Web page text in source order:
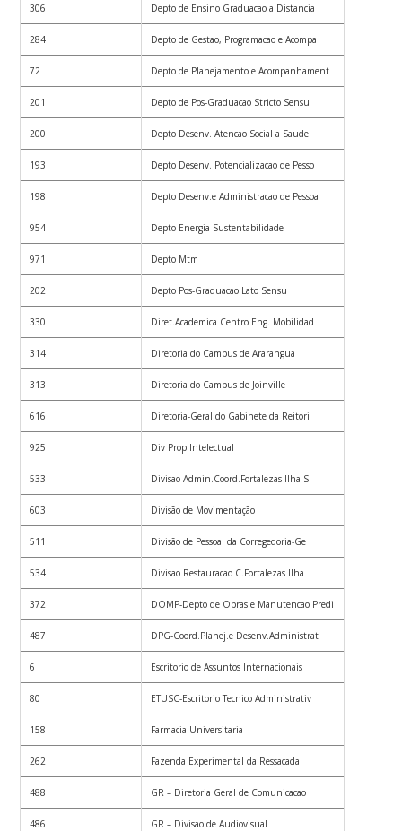
306 Depto de Ensino Graduacao a Distancia
284 Depto de Gestao, Programacao e Acompa
72 Depto de Planejamento e Acompanhament
201 Depto de Pos-Graduacao Stricto Sensu
200 Depto Desenv. Atencao Social a Saude
193 Depto Desenv. Potencializacao de Pesso
198 Depto Desenv.e Administracao de Pessoa
954 Depto Energia Sustentabilidade
971 Depto Mtm
202 Depto Pos-Graduacao Lato Sensu
330 Diret.Academica Centro Eng. Mobilidad
314 Diretoria do Campus de Ararangua
313 Diretoria do Campus de Joinville
616 Diretoria-Geral do Gabinete da Reitori
925 Div Prop Intelectual
533 Divisao Admin.Coord.Fortalezas Ilha S
603 Divisão de Movimentação
511 Divisão de Pessoal da Corregedoria-Ge
534 Divisao Restauracao C.Fortalezas Ilha
372 DOMP-Depto de Obras e Manutencao Predi
487 DPG-Coord.Planej.e Desenv.Administrat
6 Escritorio de Assuntos Internacionais
80 ETUSC-Escritorio Tecnico Administrativ
158 Farmacia Universitaria
262 Fazenda Experimental da Ressacada
488 GR – Diretoria Geral de Comunicacao
486 GR – Divisao de Audiovisual